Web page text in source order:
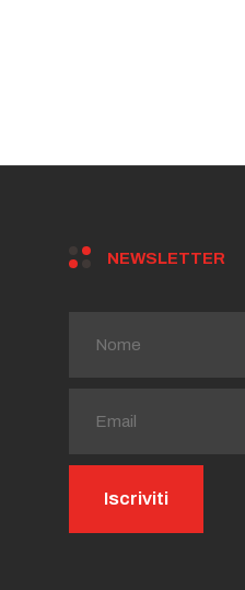
NEWSLETTER